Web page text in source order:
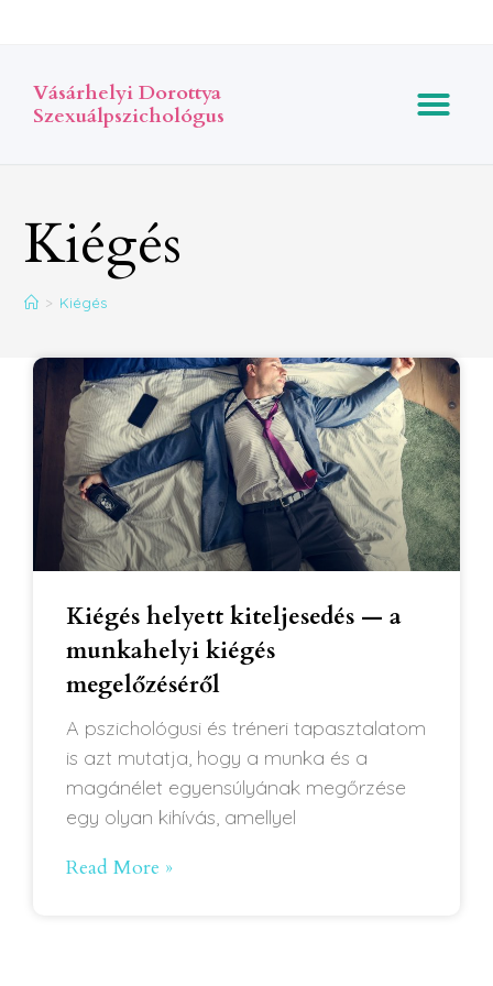
Vásárhelyi Dorottya
Szexuálpszichológus
Kiégés
> Kiégés
Kiégés helyett kiteljesedés — a
munkahelyi kiégés
megelőzéséről
A pszichológusi és tréneri tapasztalatom
is azt mutatja, hogy a munka és a
magánélet egyensúlyának megőrzése
egy olyan kihívás, amellyel
Read More »